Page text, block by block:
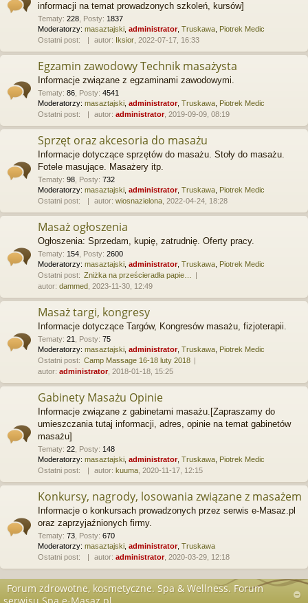
informacji na temat prowadzonych szkoleń, kursów]
Tematy: 228 Posty: 1837
Moderatorzy: masaztajski administrator, Truskawa Piotrek Medic
Ostatni post:
autor: Iksior , 2022-07-17, 16:33
Egzamin zawodowy Technik masażysta
Informacje związane z egzaminami zawodowymi.
Tematy: 86 Posty: 4541
Moderatorzy: masaztajski administrator, Truskawa Piotrek Medic
Ostatni post:
autor: administrator, 2019-09-09, 08:19
Sprzęt oraz akcesoria do masażu
Informacje dotyczące sprzętów do masażu. Stoły do masażu.
Fotele masujące. Masażery itp.
Tematy: 98 Posty: 732
Moderatorzy: masaztajski administrator, Truskawa Piotrek Medic
Ostatni post:
autor: wiosnazielona , 2022-04-24, 18:28
Masaż ogłoszenia
Ogłoszenia: Sprzedam, kupię, zatrudnię. Oferty pracy.
Tematy: 154 Posty: 2600
Moderatorzy: masaztajski administrator, Truskawa Piotrek Medic
Ostatni post: Zniżka na prześcieradła papie…
autor: dammed , 2023-11-30, 12:49
Masaż targi, kongresy
Informacje dotyczące Targów, Kongresów masażu, fizjoterapii.
Tematy: 21 Posty: 75
Moderatorzy: masaztajski administrator, Truskawa Piotrek Medic
Ostatni post: Camp Massage 16-18 luty 2018
autor: administrator, 2018-01-18, 15:25
Gabinety Masażu Opinie
Informacje związane z gabinetami masażu.[Zapraszamy do
umieszczania tutaj informacji, adres, opinie na temat gabinetów
masażu]
Tematy: 22 Posty: 148
Moderatorzy: masaztajski administrator, Truskawa Piotrek Medic
Ostatni post:
autor: kuuma , 2020-11-17, 12:15
Konkursy, nagrody, losowania związane z masażem
Informacje o konkursach prowadzonych przez serwis e-Masaz.pl
oraz zaprzyjaźnionych firmy.
Tematy: 73 Posty: 670
Moderatorzy: masaztajski administrator, Truskawa
Ostatni post:
autor: administrator, 2020-03-29, 12:18
Forum zdrowotne, kosmetyczne. Spa & Wellness. Forum